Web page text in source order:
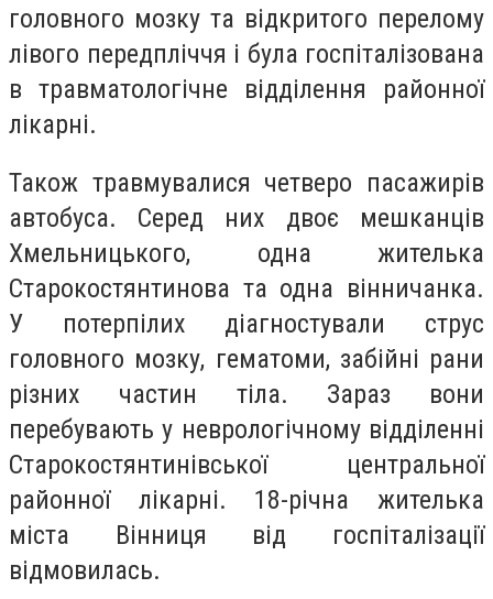
головного мозку та відкритого перелому
лівого передпліччя і була госпіталізована
в травматологічне відділення районної
лікарні.
Також травмувалися четверо пасажирів
автобуса. Серед них двоє мешканців
Хмельницького, одна жителька
Старокостянтинова та одна вінничанка.
У потерпілих діагностували струс
головного мозку, гематоми, забійні рани
різних частин тіла. Зараз вони
перебувають у неврологічному відділенні
Старокостянтинівської центральної
районної лікарні. 18-річна жителька
міста Вінниця від госпіталізації
відмовилась.